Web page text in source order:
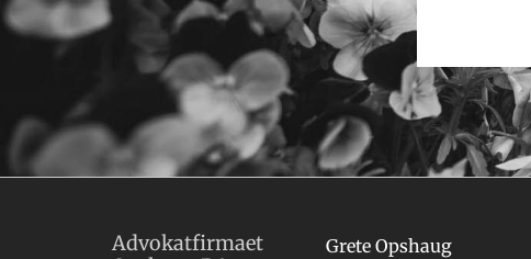
Advokatfirmaet
Grete Opshaug